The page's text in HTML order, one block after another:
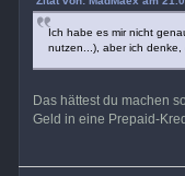
Ich habe es mir nicht
nutzen...), aber ich denke,
Das hättest du machen
Geld in eine Prepaid-